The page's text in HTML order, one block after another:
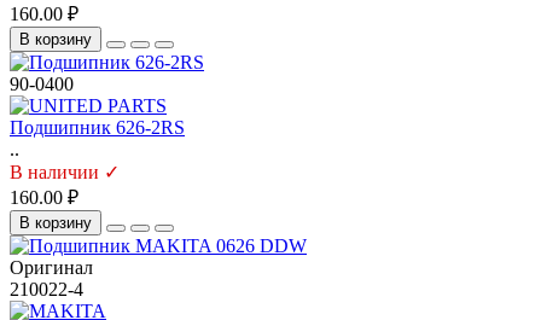
160.00 ₽
В корзину
90-0400
Подшипник 626-2RS
..
В наличии ✓
160.00 ₽
В корзину
Оригинал
210022-4